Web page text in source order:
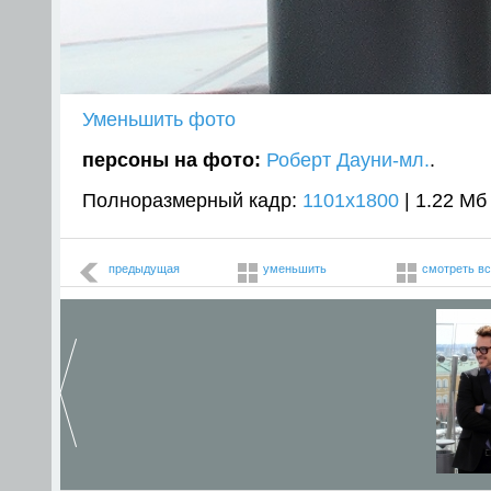
Уменьшить фото
персоны на фото: Роберт Дауни-мл..
Полноразмерный кадр: 1101x1800 | 1.22 Мб
предыдущая уменьшить смотреть